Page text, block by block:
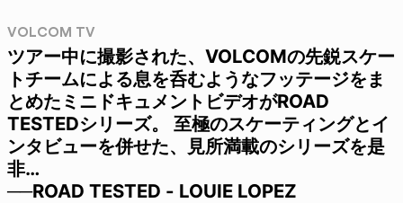
VOLCOM TV
ツアー中に撮影された、VOLCOMの先鋭スケー
トチームによる息を呑むようなフッテージをま
とめたミニドキュメントビデオがROAD
TESTEDシリーズ。 至極のスケーティングとイ
ンタビューを併せた、見所満載のシリーズを是
非…
──ROAD TESTED - LOUIE LOPEZ